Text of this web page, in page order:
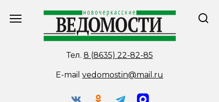
Тел. 8 (8635) 22-82-85
E-mail vedomostin@mail.ru